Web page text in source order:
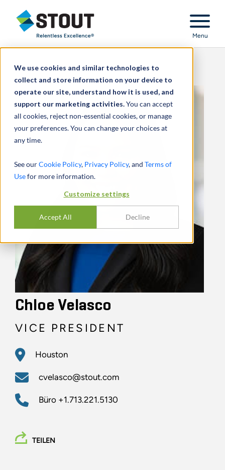
We use cookies and similar technologies to
collect and store information on your device to
operate our site, understand how it is used, and
support our marketing activities.You can accept
all cookies, reject non-essential cookies, or manage
your preferences. You can change your choices at
any time.
See ourCookie Policy, Privacy Policy, and Terms of
Usefor more information.
Customize settings
Accept All Decline
Stout Relentless Excellence
Menu
Chloe Velasco
VICE PRESIDENT
Houston
cvelasco@stout.com
Büro +1.713.221.5130
TEILEN